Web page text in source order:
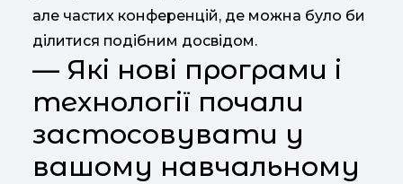
але частих конференцій, де можна було би
ділитися подібним досвідом.
— Які нові програми і
технології почали
застосовувати у
вашому навчальному